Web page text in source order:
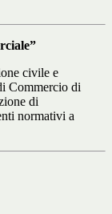
civile e
Commercio di
di
normativi a